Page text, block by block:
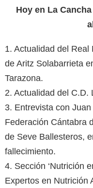
Hoy en La
1. Actualidad del
de Aritz Solabarrieta
Tarazona.
2. Actualidad del C.D.
3. Entrevista con
Federación Cántabra
de Seve Ballesteros,
fallecimiento.
4. Sección ‘Nutrición
Expertos en Nutrición